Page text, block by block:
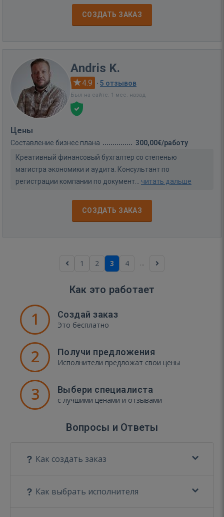
СОЗДАТЬ ЗАКАЗ
Andris K.
4.9 · 5 отзывов
Был на сайте: 1 мес. назад
Цены
Составление бизнес плана
300,00€/работу
Креативный финансовый бухгалтер со степенью
магистра экономики и аудита. Консультант по
регистрации компании по документ... читать дальше
СОЗДАТЬ ЗАКАЗ
1 2 3 4 ...
Как это работает
1 Создай заказ
Это бесплатно
2 Получи предложения
Исполнители предложат свои цены
3 Выбери специалиста
с лучшими ценами и отзывами
Вопросы и Ответы
Как создать заказ
Как выбрать исполнителя